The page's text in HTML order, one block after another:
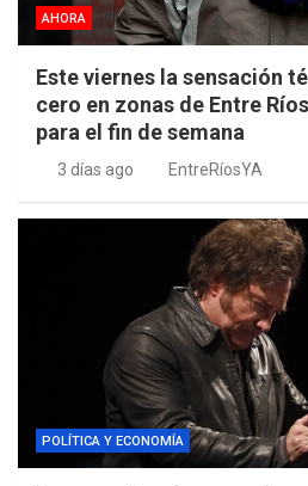
AHORA
Este viernes la sensación
cero en zonas de Entre
para el fin de semana
3 días ago EntreRíosYA
POLÍTICA Y ECONOMÍA